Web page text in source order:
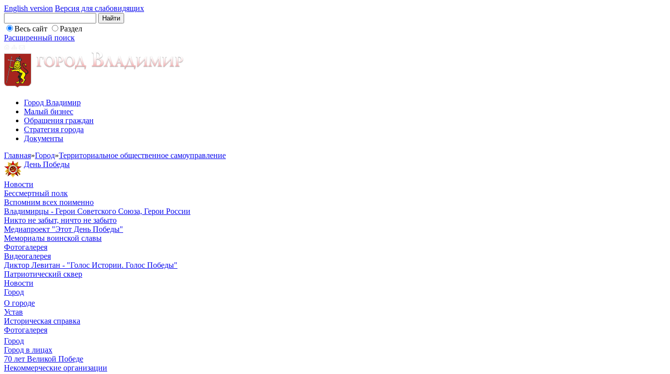
English version Версия для слабовидящих
Весь сайт
Раздел
Расширенный поиск
Город Владимир
Малый бизнес
Обращения граждан
Стратегия города
Документы
Главная»Город»Территориальное общественное самоуправление
День Победы
Новости
Бессмертный полк
Вспомним всех поименно
Владимирцы - Герои Советского Союза, Герои России
Никто не забыт, ничто не забыто
Медиапроект "Этот День Победы"
Мемориалы воинской славы
Фотогалерея
Видеогалерея
Диктор Левитан - "Голос Истории. Голос Победы"
Патриотический сквер
Новости
Город
О городе
Устав
Историческая справка
Фотогалерея
Город
Город в лицах
70 лет Великой Победе
Некоммерческие организации